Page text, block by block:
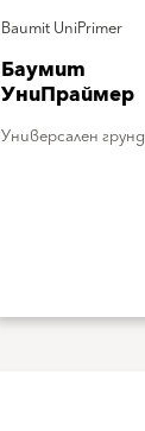
Baumit UniPrimer
Баумит
УниПраймер
Универсален грунд